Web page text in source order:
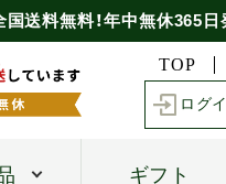
国送料無料！年中無休365日
TOP
ログ
ギフト